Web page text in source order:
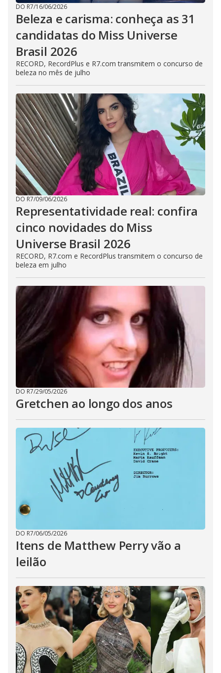
DO R7/16/06/2026
Beleza e carisma: conheça as 31
candidatas do Miss Universe
Brasil 2026
RECORD, RecordPlus e R7.com transmitem o concurso de
beleza no mês de julho
DO R7/09/06/2026
Representatividade real: confira
cinco novidades do Miss
Universe Brasil 2026
RECORD, R7.com e RecordPlus transmitem o concurso de
beleza em julho
DO R7/29/05/2026
Gretchen ao longo dos anos
DO R7/06/05/2026
Itens de Matthew Perry vão a
leilão